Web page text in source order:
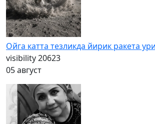
Ойга катта тезликда йирик ракета
visibility20623
05 август